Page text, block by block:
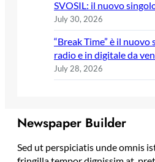
SVOSIL: il nuovo
July 30, 2026
“Break Time” è il
radio e in digitale da
July 28, 2026
Newspaper Builder
Sed ut perspiciatis unde omnis